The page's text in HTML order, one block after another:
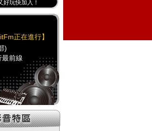
好玩快加入！
】等你加入！
樂千萬別錯過！
都在這！
正在進行】
)
最前線
正在進行】
)